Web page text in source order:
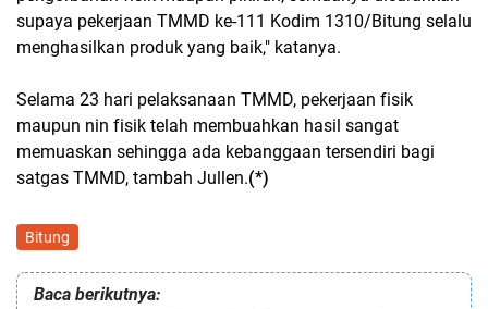
supaya pekerjaan TMMD ke-111 Kodim 1310/Bitung selalu
menghasilkan produk yang baik," katanya.
Selama 23 hari pelaksanaan TMMD, pekerjaan fisik
maupun nin fisik telah membuahkan hasil sangat
memuaskan sehingga ada kebanggaan tersendiri bagi
satgas TMMD, tambah Jullen.(*)
Bitung
Baca berikutnya: